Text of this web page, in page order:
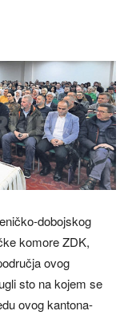
dobojskog
komore ZDK,
ovog
sto na kojem se
ovog kantona-